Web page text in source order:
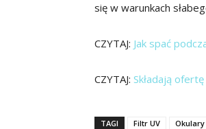
się w warunkach
CZYTAJ: Jak spać
CZYTAJ: Składają
TAGI Filtr UV Okulary